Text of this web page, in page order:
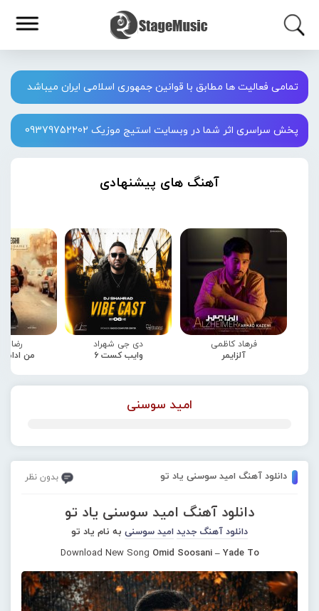
تمامی فعالیت ها مطابق با قوانین جمهوری اسلامی ایران میباشد
پخش سراسری اثر شما در وبسایت استیج موزیک 09379752202
آهنگ های پیشنهادی
فرهاد کاظمی
آلزایمر
دی جی شهراد
وایب کست 6
رضا
من
امید سوسنی
دانلود آهنگ امید سوسنی یاد تو بدون نظر
دانلود آهنگ امید سوسنی یاد تو
دانلود آهنگ جدید امید سوسنی به نام یاد تو
Download New Song Omid Soosani – Yade To